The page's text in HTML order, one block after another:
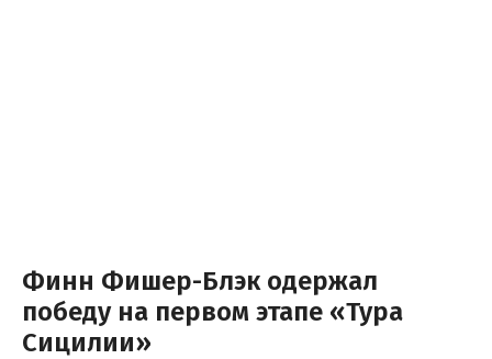
Финн Фишер-Блэк одержал
победу на первом этапе «Тура
Сицилии»